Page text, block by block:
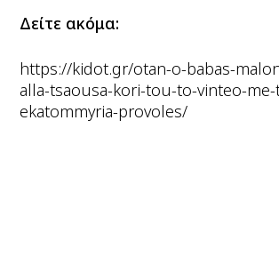
Δείτε ακόμα:
https://kidot.gr/otan-o-babas-
alla-tsaousa-kori-tou-to-vinteo-me-
ekatommyria-provoles/